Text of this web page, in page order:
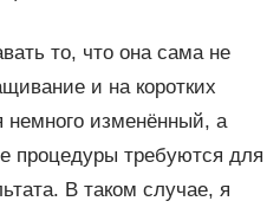
то, что она сама не
и на коротких
немного изменённый, а
процедуры требуются для
В таком случае, я